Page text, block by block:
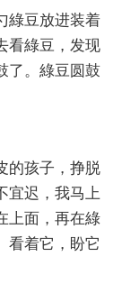
綠豆放进装着
看綠豆，发现
了。綠豆圆鼓
的孩子，挣脱
宜迟，我马上
上面，再在綠
看着它，盼它